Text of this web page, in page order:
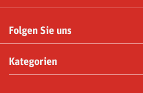
Folgen Sie uns
Kategorien